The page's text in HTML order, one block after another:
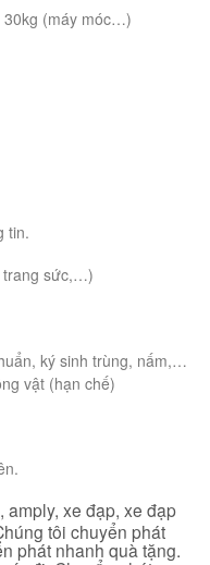
30kg (máy móc…)
tin.
trang sức,…)
ký sinh trùng, nấm,…
vật (hạn chế)
amply, xe đạp, xe đạp
tôi chuyển phát
phát nhanh quà tặng.